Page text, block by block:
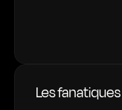
Les fanatiques